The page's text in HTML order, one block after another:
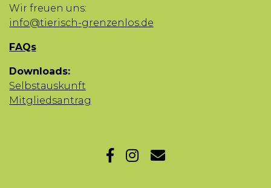
Wir freuen uns:
info@tierisch-grenzenlos.de
FAQs
Downloads:
Selbstauskunft
Mitgliedsantrag